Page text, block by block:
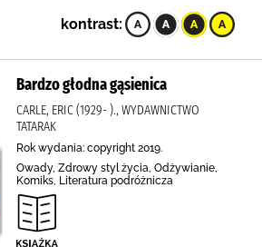
kontrast:
Bardzo głodna gąsienica
CARLE, ERIC (1929- )., WYDAWNICTWO
TATARAK
Rok wydania: copyright 2019.
Owady, Zdrowy styl życia, Odżywianie,
Komiks, Literatura podróżnicza